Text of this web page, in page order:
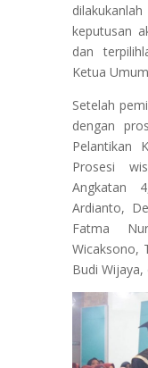
keputusan
dan
Ketua
Setelah
dengan
Pelantikan
Prosesi
Angkatan
Ardianto,
Fatma
Wicaksono,
Budi Wijaya,